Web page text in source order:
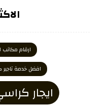
ارقام
افضل خدمة
ايجار